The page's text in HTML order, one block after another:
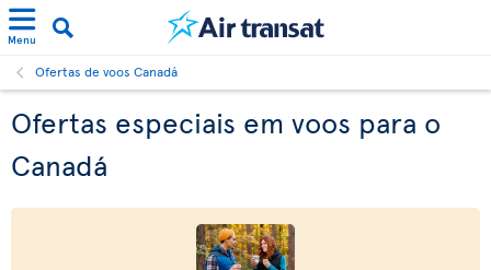
Menu
Ofertas de voos Canadá
Ofertas especiais em voos para o
Canadá